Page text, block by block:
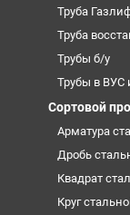
Труба
Труба
Трубы б/у
Трубы в ВУС
Сортовой
Арматура
Дробь
Квадрат
Круг